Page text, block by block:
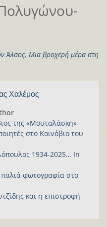
Άλσος, Μια βροχερή μέρα στη
Χαλέμος
της «Μουταλάσκη»
στο Κοινόβιο του
1934-2025… In
φωτογραφία στο
και η επιστροφή